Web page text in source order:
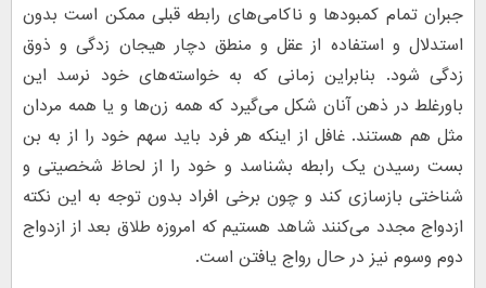
جبران تمام کمبودها و ناکامی‌های رابطه قبلی ممکن است بدون
استدلال و استفاده از عقل و منطق دچار هیجان زدگی و ذوق
زدگی شود. بنابراین زمانی که به خواسته‌های خود نرسد این
باورغلط در ذهن آنان شکل می‌گیرد که همه زن‌ها و یا همه مردان
مثل هم هستند. غافل از اینکه هر فرد باید سهم خود را از به بن
بست رسیدن یک رابطه بشناسد و خود را از لحاظ شخصیتی و
شناختی بازسازی کند و چون برخی افراد بدون توجه به این نکته
ازدواج مجدد می‌کنند شاهد هستیم که امروزه طلاق بعد از ازدواج
دوم وسوم نیز در حال رواج یافتن است.